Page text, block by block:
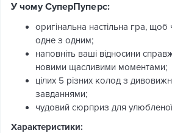
У чому СуперПуперс:
оригінальна настільна гра,
одне з одним;
наповніть ваші відносини
новими щасливими моментами;
цілих 5 різних колод з
завданнями;
чудовий сюрприз для
Характеристики: